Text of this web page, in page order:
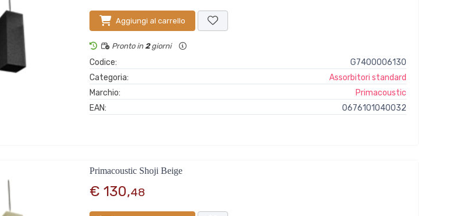
Aggiungi al carrello
Pronto in 2giorni
Codice:
G7400006130
Categoria:
Assorbitori standard
Marchio:
Primacoustic
EAN:
0676101040032
Primacoustic Shoji Beige
€ 130,48